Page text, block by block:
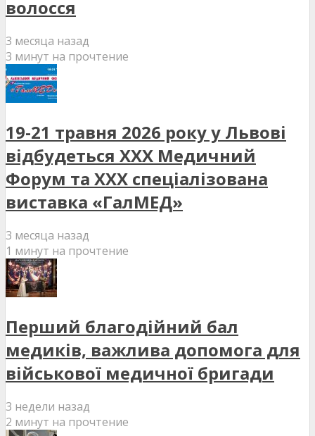
волосся
3 месяца назад
3 минут на прочтение
19-21 травня 2026 року у Львові
відбудеться XXX Медичний
Форум та XXX спеціалізована
виставка «ГалМЕД»
3 месяца назад
1 минут на прочтение
Перший благодійний бал
медиків, важлива допомога для
військової медичної бригади
3 недели назад
2 минут на прочтение